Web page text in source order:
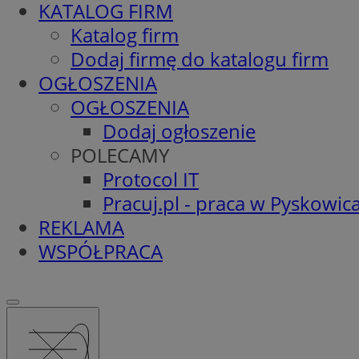
KATALOG FIRM
Katalog firm
Dodaj firmę do katalogu firm
OGŁOSZENIA
OGŁOSZENIA
Dodaj ogłoszenie
POLECAMY
Protocol IT
Pracuj.pl - praca w
REKLAMA
WSPÓŁPRACA